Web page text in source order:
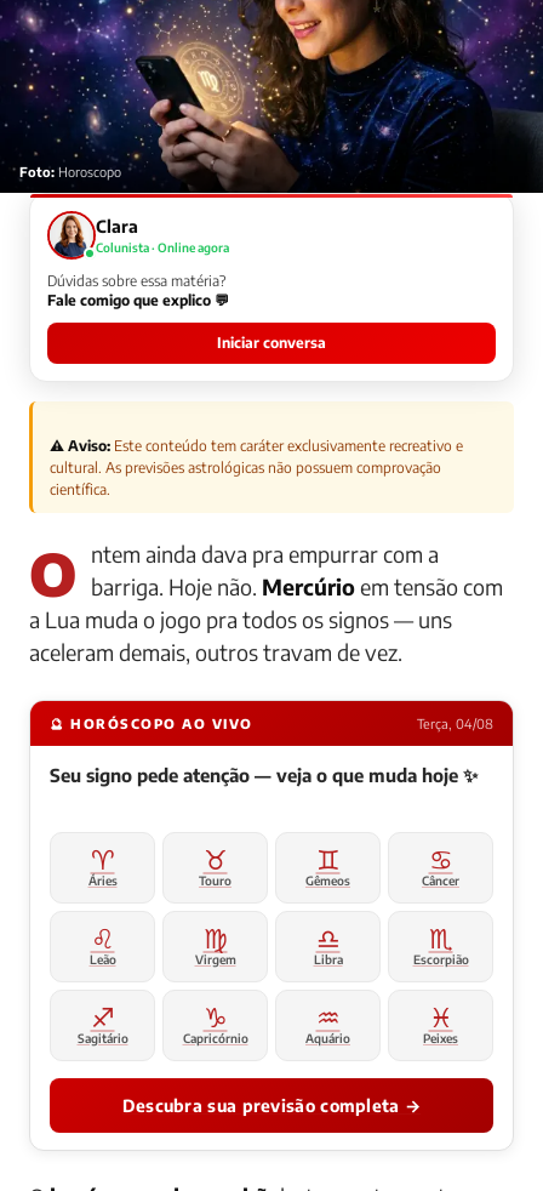
Foto: Horoscopo
Clara
Colunista · Online agora
Dúvidas sobre essa matéria?
Fale comigo que explico 💬
Iniciar conversa
⚠️ Aviso: Este conteúdo tem caráter exclusivamente recreativo e
cultural. As previsões astrológicas não possuem comprovação
científica.
Ontem ainda dava pra empurrar com a barriga. Hoje não. Mercúrioem tensão com
a Lua muda o jogo pra todos os signos — uns
aceleram demais, outros travam de vez.
🔮 HORÓSCOPO AO VIVO Terça, 04/08
Seu signo pede atenção — veja o que muda hoje ✨
♈
Áries
♉
Touro
♊
Gêmeos
♋
Câncer
♌
Leão
♍
Virgem
♎
Libra
♏
Escorpião
♐
Sagitário
♑
Capricórnio
♒
Aquário
♓
Peixes
Descubra sua previsão completa →